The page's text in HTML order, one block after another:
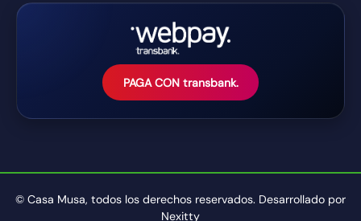
PAGA CON transbank.
© Casa Musa, todos los derechos reservados. Desarrollado por
Nexitty